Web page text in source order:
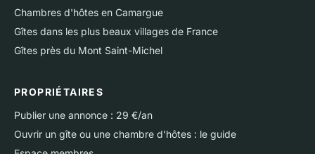
Chambres d'hôtes en Camargue
Gîtes dans les plus beaux villages de France
Gîtes près du Mont Saint-Michel
PROPRIÉTAIRES
Publier une annonce : 29 €/an
Ouvrir un gîte ou une chambre d'hôtes : le guide